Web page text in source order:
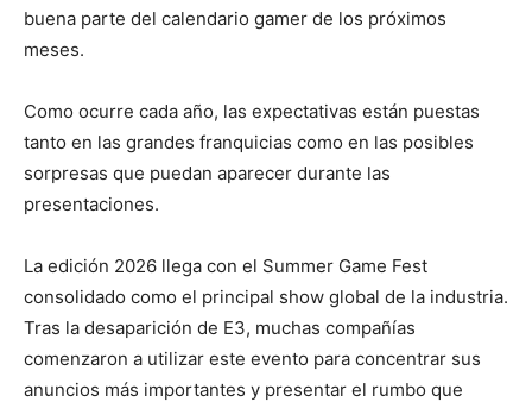
buena parte del calendario gamer de los próximos
meses.
Como ocurre cada año, las expectativas están puestas
tanto en las grandes franquicias como en las posibles
sorpresas que puedan aparecer durante las
presentaciones.
La edición 2026 llega con el Summer Game Fest
consolidado como el principal show global de la industria.
Tras la desaparición de E3, muchas compañías
comenzaron a utilizar este evento para concentrar sus
anuncios más importantes y presentar el rumbo que